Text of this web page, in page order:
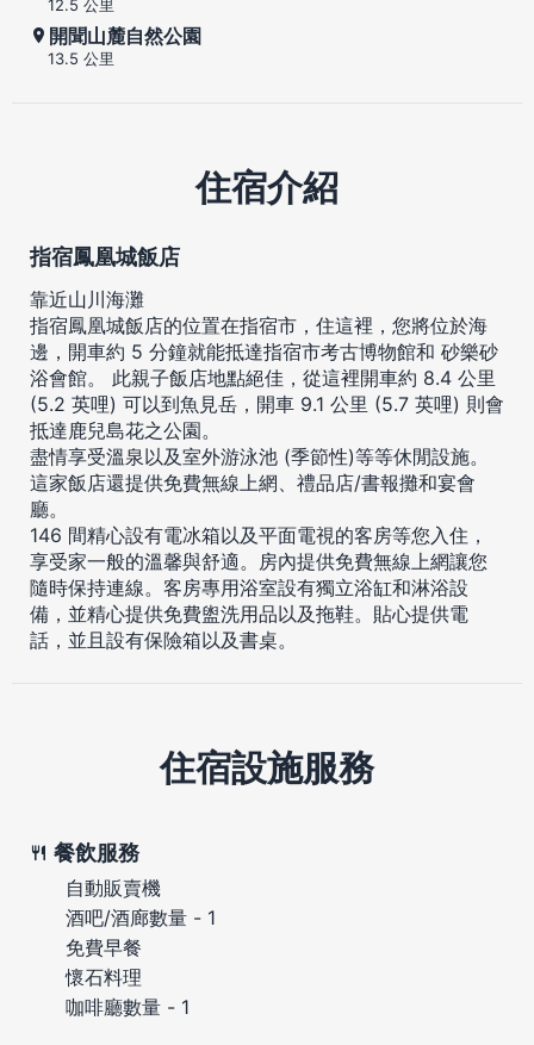
12.5 公里
開聞山麓自然公園
13.5 公里
住宿介紹
指宿鳳凰城飯店
靠近山川海灘
指宿鳳凰城飯店的位置在指宿市，住這裡，您將位於海
邊，開車約 5 分鐘就能抵達指宿市考古博物館和 砂樂砂
浴會館。 此親子飯店地點絕佳，從這裡開車約 8.4 公里
(5.2 英哩) 可以到魚見岳，開車 9.1 公里 (5.7 英哩) 則會
抵達鹿兒島花之公園。
盡情享受溫泉以及室外游泳池 (季節性)等等休閒設施。
這家飯店還提供免費無線上網、禮品店/書報攤和宴會
廳。
146 間精心設有電冰箱以及平面電視的客房等您入住，
享受家一般的溫馨與舒適。房內提供免費無線上網讓您
隨時保持連線。客房專用浴室設有獨立浴缸和淋浴設
備，並精心提供免費盥洗用品以及拖鞋。貼心提供電
話，並且設有保險箱以及書桌。
住宿設施服務
餐飲服務
自動販賣機
酒吧/酒廊數量 - 1
免費早餐
懷石料理
咖啡廳數量 - 1